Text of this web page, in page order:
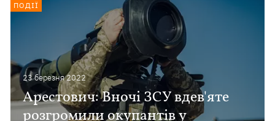
23 березня 2022
Арестович: Вночі ЗСУ вдев'яте
розгромили окупантів у
ПОДІЇ